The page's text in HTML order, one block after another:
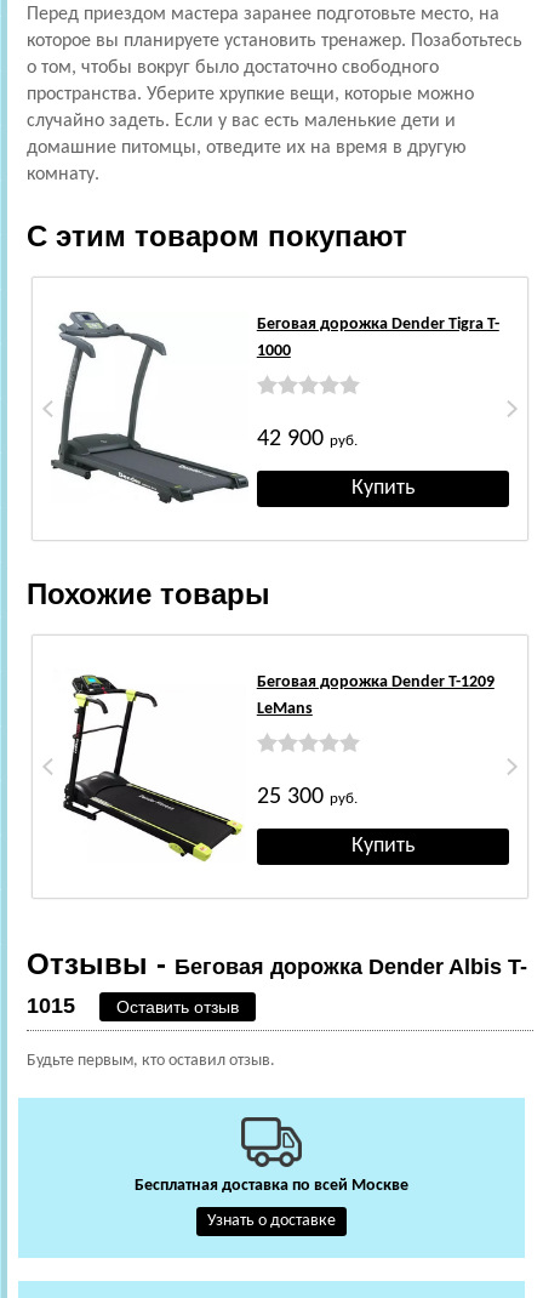
Перед приездом мастера заранее подготовьте место, на
которое вы планируете установить тренажер. Позаботьтесь
о том, чтобы вокруг было достаточно свободного
пространства. Уберите хрупкие вещи, которые можно
случайно задеть. Если у вас есть маленькие дети и
домашние питомцы, отведите их на время в другую
комнату.
С этим товаром покупают
Беговая дорожка Dender Tigra T-
1000
42 900 руб.
Похожие товары
Беговая дорожка Dender T-1209
LeMans
25 300 руб.
Отзывы - Беговая дорожка Dender Albis T-
1015
Оставить отзыв
Будьте первым, кто оставил отзыв.
Бесплатная доставка по всей Москве
Узнать о доставке